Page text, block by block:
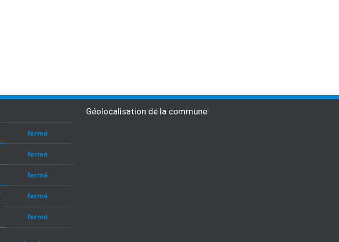
fermé
fermé
fermé
fermé
fermé
Géolocalisation de la commune